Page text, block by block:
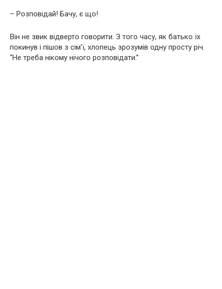
– Розповідай! Бачу, є що!
Він не звик відверто говорити. З того часу, як батько їх
покинув і пішов з сім’ї, хлопець зрозумів одну просту річ.
“Не треба нікому нічого розповідати.”